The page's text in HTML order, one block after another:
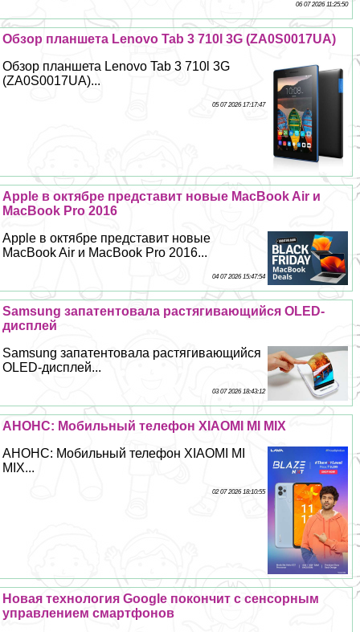
06 07 2026 11:25:50
Обзор планшета Lenovo Tab 3 710l 3G (ZA0S0017UA)
Обзор планшета Lenovo Tab 3 710l 3G
(ZA0S0017UA)...
05 07 2026 17:17:47
Apple в октябре представит новые MacBook Air и
MacBook Pro 2016
Apple в октябре представит новые
MacBook Air и MacBook Pro 2016...
04 07 2026 15:47:54
Samsung запатентовала растягивающийся OLED-
дисплей
Samsung запатентовала растягивающийся
OLED-дисплей...
03 07 2026 18:43:12
АНОНС: Мобильный телефон XIAOMI MI MIX
АНОНС: Мобильный телефон XIAOMI MI
MIX...
02 07 2026 18:10:55
Новая технология Google покончит с сенсорным
управлением смартфонов